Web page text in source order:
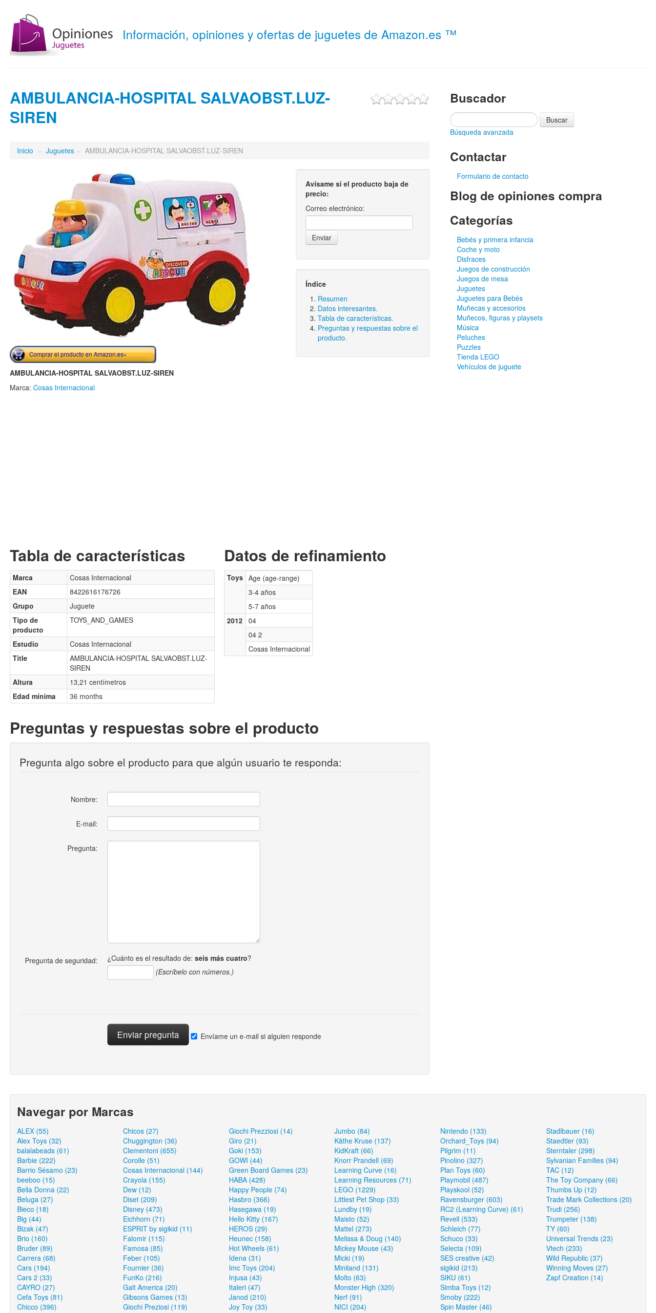
Información, opiniones y ofertas de juguetes de Amazon.es ™
AMBULANCIA-HOSPITAL SALVAOBST.LUZ-
SIREN
Inicio » Juguetes » AMBULANCIA-HOSPITAL SALVAOBST.LUZ-SIREN
Avísame si el producto baja de
precio:
Correo electrónico:
Índice
Resumen
Datos interesantes.
Tabla de características.
Preguntas y respuestas sobre el
producto.
Comprar el producto en Amazon.es»
AMBULANCIA-HOSPITAL SALVAOBST.LUZ-SIREN
Marca: Cosas Internacional
Tabla de características
Marca
Cosas Internacional
EAN
8422616176726
Grupo
Juguete
Tipo de
producto
TOYS_AND_GAMES
Estudio
Cosas Internacional
Title
AMBULANCIA-HOSPITAL SALVAOBST.LUZ-
SIREN
Altura
13,21 centímetros
Edad mínima
36 months
Datos de refinamiento
Toys Age (age-range)
3-4 años
5-7 años
2012
04
04 2
Cosas Internacional
Preguntas y respuestas sobre el producto
Pregunta algo sobre el producto para que algún usuario te responda:
Nombre:
E-mail:
Pregunta:
Pregunta de seguridad: ¿Cuánto es el resultado de: seis más cuatro?
(Escríbelo con números.)
Envíame un e-mail si alguien responde
Buscador
Búsqueda avanzada
Contactar
Formulario de contacto
Blog de opiniones compra
Categorías
Bebés y primera infancia
Coche y moto
Disfraces
Juegos de construcción
Juegos de mesa
Juguetes
Juguetes para Bebés
Muñecas y accesorios
Muñecos, figuras y playsets
Música
Peluches
Puzzles
Tienda LEGO
Vehículos de juguete
Navegar por Marcas
ALEX (55)
Alex Toys (32)
balalabeads (61)
Barbie (222)
Barrio Sésamo (23)
beeboo (15)
Bella Donna (22)
Beluga (27)
Bieco (18)
Big (44)
Bizak (47)
Brio (160)
Bruder (89)
Carrera (68)
Cars (194)
Cars 2 (33)
CAYRO (27)
Cefa Toys (81)
Chicco (396)
Chicos (27)
Chuggington (36)
Clementoni (655)
Corolle (51)
Cosas Internacional (144)
Crayola (155)
Dew (12)
Diset (209)
Disney (473)
Eichhorn (71)
ESPRIT by sigikid (11)
Falomir (115)
Famosa (85)
Feber (105)
Fournier (36)
FunKo (216)
Galt America (20)
Gibsons Games (13)
Giochi Preziosi (119)
Giochi Prezziosi (14)
Giro (21)
Goki (153)
GOWI (44)
Green Board Games (23)
HABA (428)
Happy People (74)
Hasbro (366)
Hasegawa (19)
Hello Kitty (167)
HEROS (29)
Heunec (158)
Hot Wheels (61)
Idena (31)
Imc Toys (204)
Injusa (43)
Italeri (47)
Janod (210)
Joy Toy (33)
Jumbo (84)
Käthe Kruse (137)
KidKraft (66)
Knorr Prandell (69)
Learning Curve (16)
Learning Resources (71)
LEGO (1229)
Littlest Pet Shop (33)
Lundby (19)
Maisto (52)
Mattel (273)
Melissa & Doug (140)
Mickey Mouse (43)
Micki (19)
Miniland (131)
Molto (63)
Monster High (320)
Nerf (91)
NICI (204)
Nintendo (133)
Orchard_Toys (94)
Pilgrim (11)
Pinolino (327)
Plan Toys (60)
Playmobil (487)
Playskool (52)
Ravensburger (603)
RC2 (Learning Curve) (61)
Revell (533)
Schleich (77)
Schuco (33)
Selecta (109)
SES creative (42)
sigikid (213)
SIKU (61)
Simba Toys (12)
Smoby (222)
Spin Master (46)
Stadlbauer (16)
Staedtler (93)
Sterntaler (298)
Sylvanian Families (94)
TAC (12)
The Toy Company (66)
Thumbs Up (12)
Trade Mark Collections (20)
Trudi (256)
Trumpeter (138)
TY (60)
Universal Trends (23)
Vtech (233)
Wild Republic (37)
Winning Moves (27)
Zapf Creation (14)